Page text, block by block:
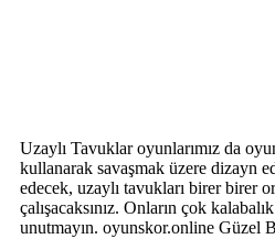
Uzaylı Tavuklar oyunlarımız da
kullanarak savaşmak üzere dizayn
edecek, uzaylı tavukları birer birer
çalışacaksınız. Onların çok
unutmayın. oyunskor.online